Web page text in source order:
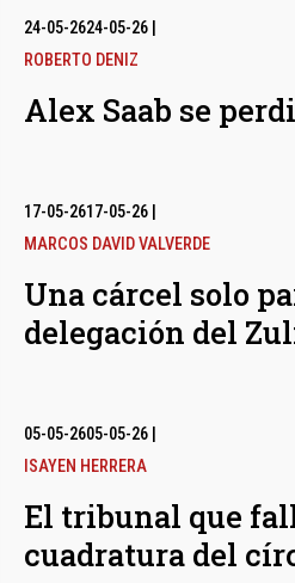
24-05-2624-05-26
ROBERTO DENIZ
Alex Saab se
17-05-2617-05-26
MARCOS DAVID VALVERDE
Una cárcel solo
delegación del
05-05-2605-05-26
ISAYEN HERRERA
El tribunal que
cuadratura del